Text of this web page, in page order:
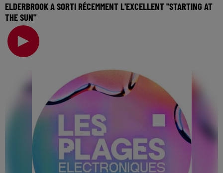
ELDERBROOK A SORTI RÉCEMMENT L'EXCELLENT "STARTING AT
THE SUN"
🎧 Ecoutez Radio FG sur http://www.radiofg.com 📱 et sur
l’Application FG (IOS https://urlz.fr/hhZx